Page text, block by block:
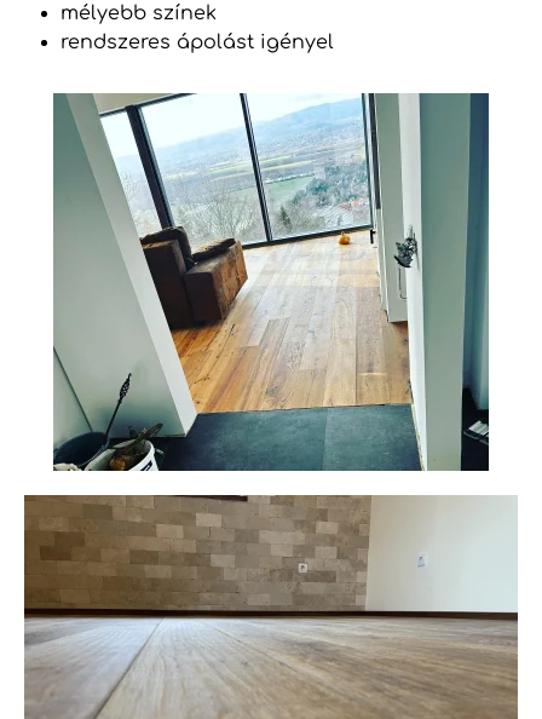
mélyebb színek
rendszeres ápolást igényel